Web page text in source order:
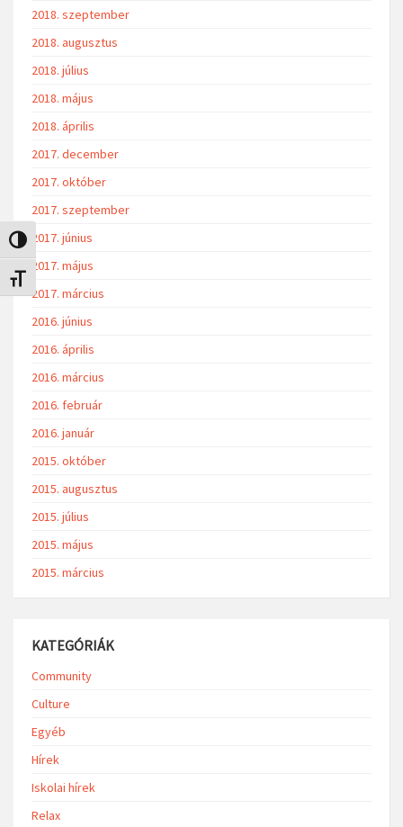
Nagy kontraszt váltása
Betűméret váltása
2018. szeptember
2018. augusztus
2018. július
2018. május
2018. április
2017. december
2017. október
2017. szeptember
2017. június
2017. május
2017. március
2016. június
2016. április
2016. március
2016. február
2016. január
2015. október
2015. augusztus
2015. július
2015. május
2015. március
KATEGÓRIÁK
Community
Culture
Egyéb
Hírek
Iskolai hírek
Relax